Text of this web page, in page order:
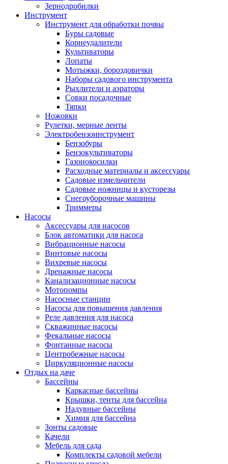
Зернодробилки
Инструмент
Инструмент для обработки почвы
Буры садовые
Корнеудалители
Культиваторы
Лопаты
Мотыжки, бороздовички
Наборы садового инструмента
Рыхлители и аэраторы
Совки посадочные
Тяпки
Ножовки
Рулетки, мерные ленты
Электробензоинструмент
Бензобуры
Бензокультиваторы
Газонокосилки
Расходные материалы и аксессуары
Садовые измельчители
Садовые ножницы и кусторезы
Снегоуборочные машины
Триммеры
Насосы
Аксессуары для насосов
Блок автоматики для насоса
Вибрационные насосы
Винтовые насосы
Вихревые насосы
Дренажные насосы
Канализационные насосы
Мотопомпы
Насосные станции
Насосы для повышения давления
Реле давления для насоса
Скважинные насосы
Фекальные насосы
Фонтанные насосы
Центробежные насосы
Циркуляционные насосы
Отдых на даче
Бассейны
Каркасные бассейны
Крышки, тенты для бассейна
Надувные бассейны
Химия для бассейна
Зонты садовые
Качели
Мебель для сада
Комплекты садовой мебели